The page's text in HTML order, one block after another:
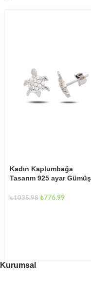
Kadın Kaplumbağa
Tasarım 925 ayar Gümüş
₺1035.98 ₺776.99
Kurumsal